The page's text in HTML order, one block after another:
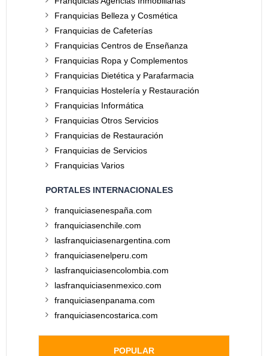
Franquicias Belleza y Cosmética
Franquicias de Cafeterías
Franquicias Centros de Enseñanza
Franquicias Ropa y Complementos
Franquicias Dietética y Parafarmacia
Franquicias Hostelería y Restauración
Franquicias Informática
Franquicias Otros Servicios
Franquicias de Restauración
Franquicias de Servicios
Franquicias Varios
PORTALES INTERNACIONALES
franquiciasenespaña.com
franquiciasenchile.com
lasfranquiciasenargentina.com
franquiciasenelperu.com
lasfranquiciasencolombia.com
lasfranquiciasenmexico.com
franquiciasenpanama.com
franquiciasencostarica.com
POPULAR